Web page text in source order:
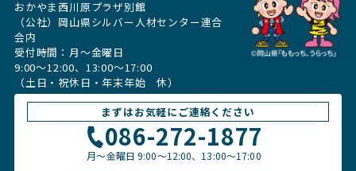
おかやま西川原プラザ別館
（公社）岡山県シルバー人材センター連合
会内
受付時間：月〜金曜日
9:00～12:00、13:00〜17:00
（土日・祝休日・年末年始 休）
まずはお気軽にご連絡ください
086-272-1877
月〜金曜日9:00～12:00、13:00〜17:00